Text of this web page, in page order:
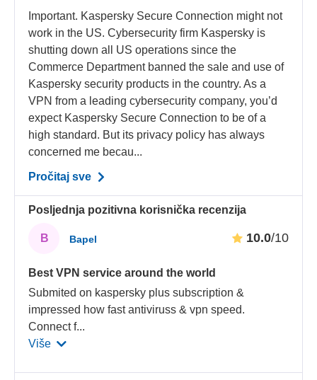
Important. Kaspersky Secure Connection might not
work in the US. Cybersecurity firm Kaspersky is
shutting down all US operations since the
Commerce Department banned the sale and use of
Kaspersky security products in the country. As a
VPN from a leading cybersecurity company, you’d
expect Kaspersky Secure Connection to be of a
high standard. But its privacy policy has always
concerned me becau...
Pročitaj sve
Posljednja pozitivna korisnička recenzija
B Bapel 10.0/10
Best VPN service around the world
Submited on kaspersky plus subscription &
impressed how fast antiviruss & vpn speed.
Connect f...
Više